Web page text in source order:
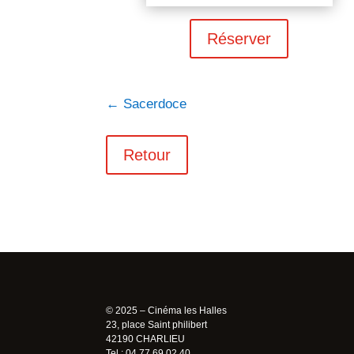
Réserver
← Sacerdoce
Retour
© 2025 – Cinéma les Halles
23, place Saint philibert
42190 CHARLIEU